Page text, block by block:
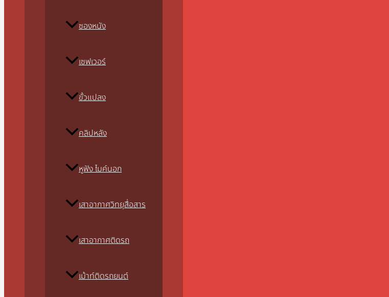
ซองหนัง
เซฟเวอร์
ขั้วแปลง
คลิปหลัง
หูฟัง ไมค์นอก
เสาอากาศวิทยุสื่อสาร
เสาอากาศติดรถ
เม้าท์ติดรถยนต์